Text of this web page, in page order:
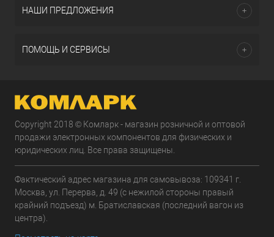
НАШИ ПРЕДЛОЖЕНИЯ
ПОМОЩЬ И СЕРВИСЫ
Copyright 2018 © Комларк - магазин розничной и оптовой
продажи электронных компонентов для физических и
юридических лиц. Все права защищены.
Фактический адрес магазина для самовывоза: 109341 г.
Москва, ул. Перерва, д. 49 (с нежилой стороны правый
крайний подъезд) м. Братиславская (последний вагон из
центра).